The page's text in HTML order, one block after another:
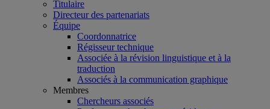
Titulaire
Directeur des partenariats
Équipe
Coordonnatrice
Régisseur technique
Associée à la révision linguistique et à la
traduction
Associés à la communication graphique
Membres
Chercheurs associés